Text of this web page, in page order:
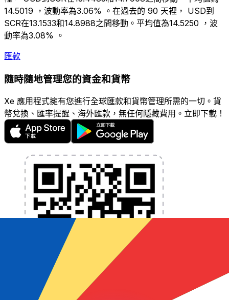
14.5019 ，波動率為3.06% 。在過去的 90 天裡， USD到
SCR在13.1533和14.8988之間移動。平均值為14.5250 ，波
動率為3.08% 。
匯款
隨時隨地管理您的資金和貨幣
Xe 應用程式擁有您進行全球匯款和貨幣管理所需的一切。貨
幣兌換、匯率提醒、海外匯款，無任何隱藏費用。立即下載！